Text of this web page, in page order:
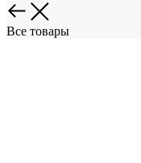
Все товары